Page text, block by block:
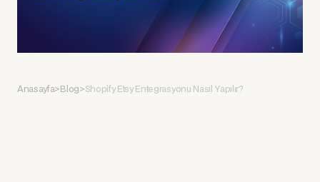
Anasayfa> Blog>Shopify Etsy Entegrasyonu Nasıl Yapılır?